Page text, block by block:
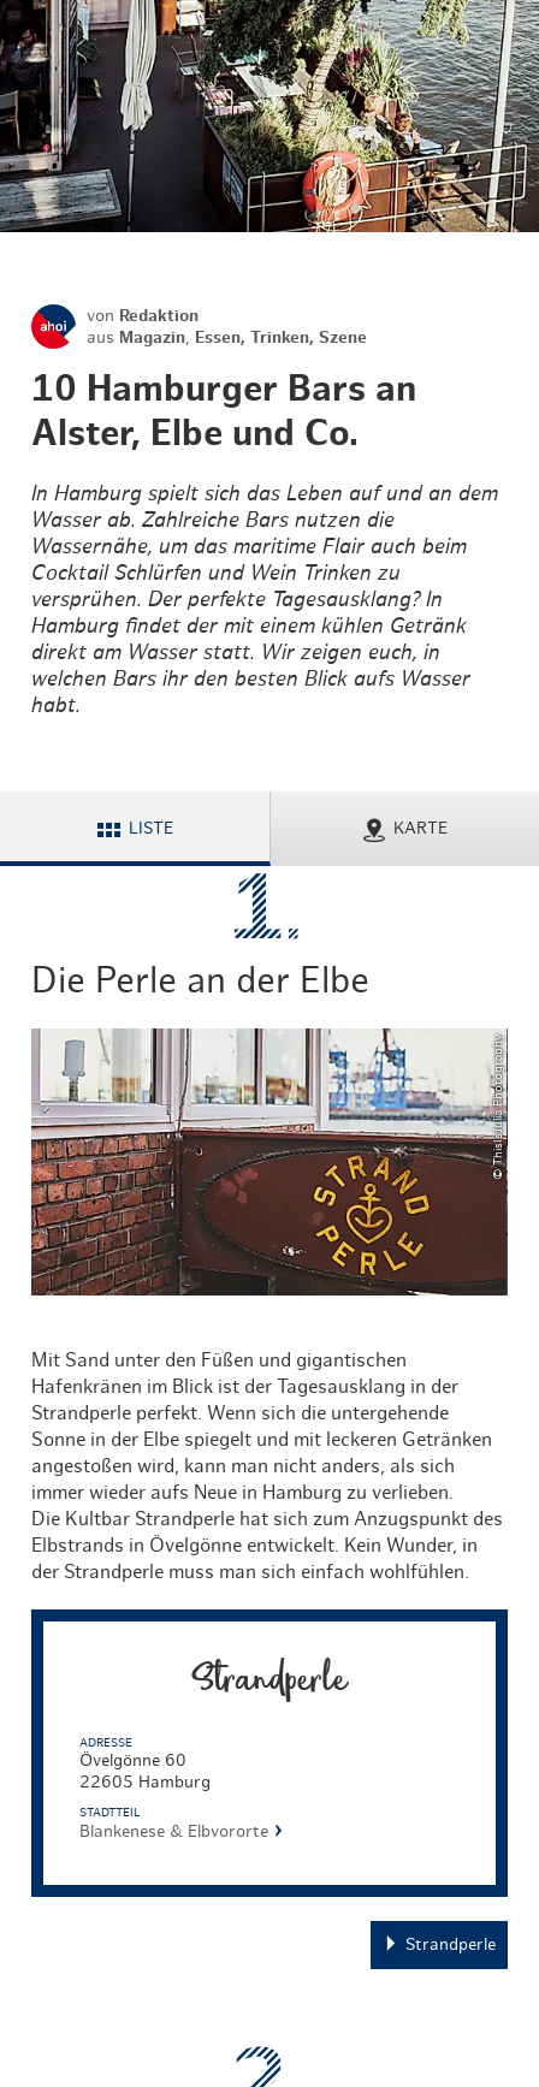
von Redaktion
aus Magazin Essen, Trinken, Szene
10 Hamburger Bars an
Alster, Elbe und Co.
In Hamburg spielt sich das Leben auf und an dem
Wasser ab. Zahlreiche Bars nutzen die
Wassernähe, um das maritime Flair auch beim
Cocktail Schlürfen und Wein Trinken zu
versprühen. Der perfekte Tagesausklang? In
Hamburg findet der mit einem kühlen Getränk
direkt am Wasser statt. Wir zeigen euch, in
welchen Bars ihr den besten Blick aufs Wasser
habt.
LISTE KARTE
Die Perle an der Elbe
© ThisIsJulia Photography
Mit Sand unter den Füßen und gigantischen
Hafenkränen im Blick ist der Tagesausklang in der
Strandperle perfekt. Wenn sich die untergehende
Sonne in der Elbe spiegelt und mit leckeren Getränken
angestoßen wird, kann man nicht anders, als sich
immer wieder aufs Neue in Hamburg zu verlieben.
Die Kultbar Strandperle hat sich zum Anzugspunkt des
Elbstrands in Övelgönne entwickelt. Kein Wunder, in
der Strandperle muss man sich einfach wohlfühlen.
Strandperle
ADRESSE
Övelgönne 60
22605 Hamburg
STADTTEIL
Blankenese & Elbvororte
Strandperle